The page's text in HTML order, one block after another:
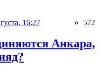
16:27 572
Анкара,